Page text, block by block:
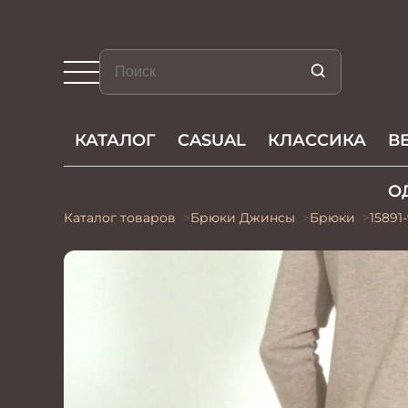
КАТАЛОГ CASUAL КЛАССИКА
Каталог товаров Брюки Джинсы Брюки